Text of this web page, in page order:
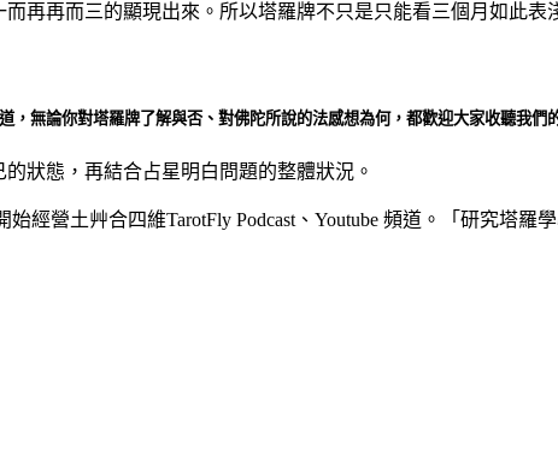
再再而三的顯現出來。所以塔羅牌不只是只能看三個月如此表
無論你對塔羅牌了解與否、對佛陀所說的法感想為何，都歡迎大家收聽我們
狀態，再結合占星明白問題的整體狀況。
經營土艸合四維TarotFly Podcast、Youtube 頻道。「研究塔